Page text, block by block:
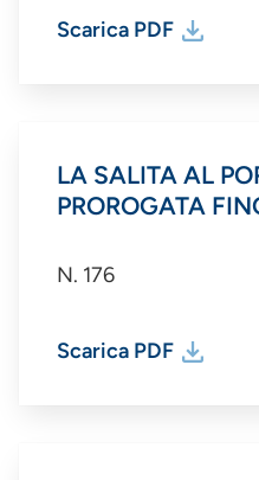
Scarica PDF
LA SALITA AL
PROROGATA
N. 176
Scarica PDF